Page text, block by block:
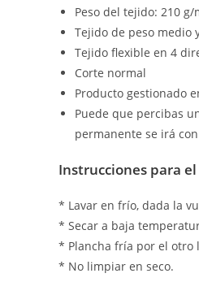
Peso del tejido: 210 g/
Tejido de peso medio
Tejido flexible en 4
Corte normal
Producto gestionado
Puede que percibas
permanente se irá
Instrucciones para
* Lavar en frío, dada la
* Secar a baja
* Plancha fría por el otro
* No limpiar en seco.